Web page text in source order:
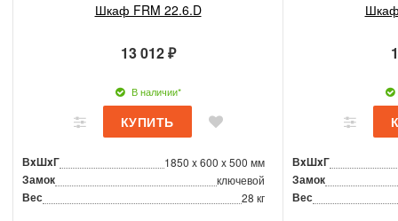
Шкаф FRM 22.6.D
13 012 ₽
В наличии*
ВxШxГ 1850 x 600 x 500 мм
Замок ключевой
Вес 28 кг
ВxШxГ
Замок
Вес